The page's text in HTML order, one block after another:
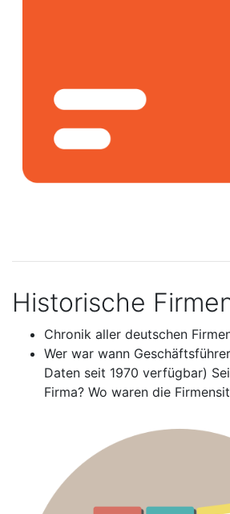
Historische
Chronik aller deutschen
Wer war wann
Daten seit 1970 verfügbar)
Firma? Wo waren die